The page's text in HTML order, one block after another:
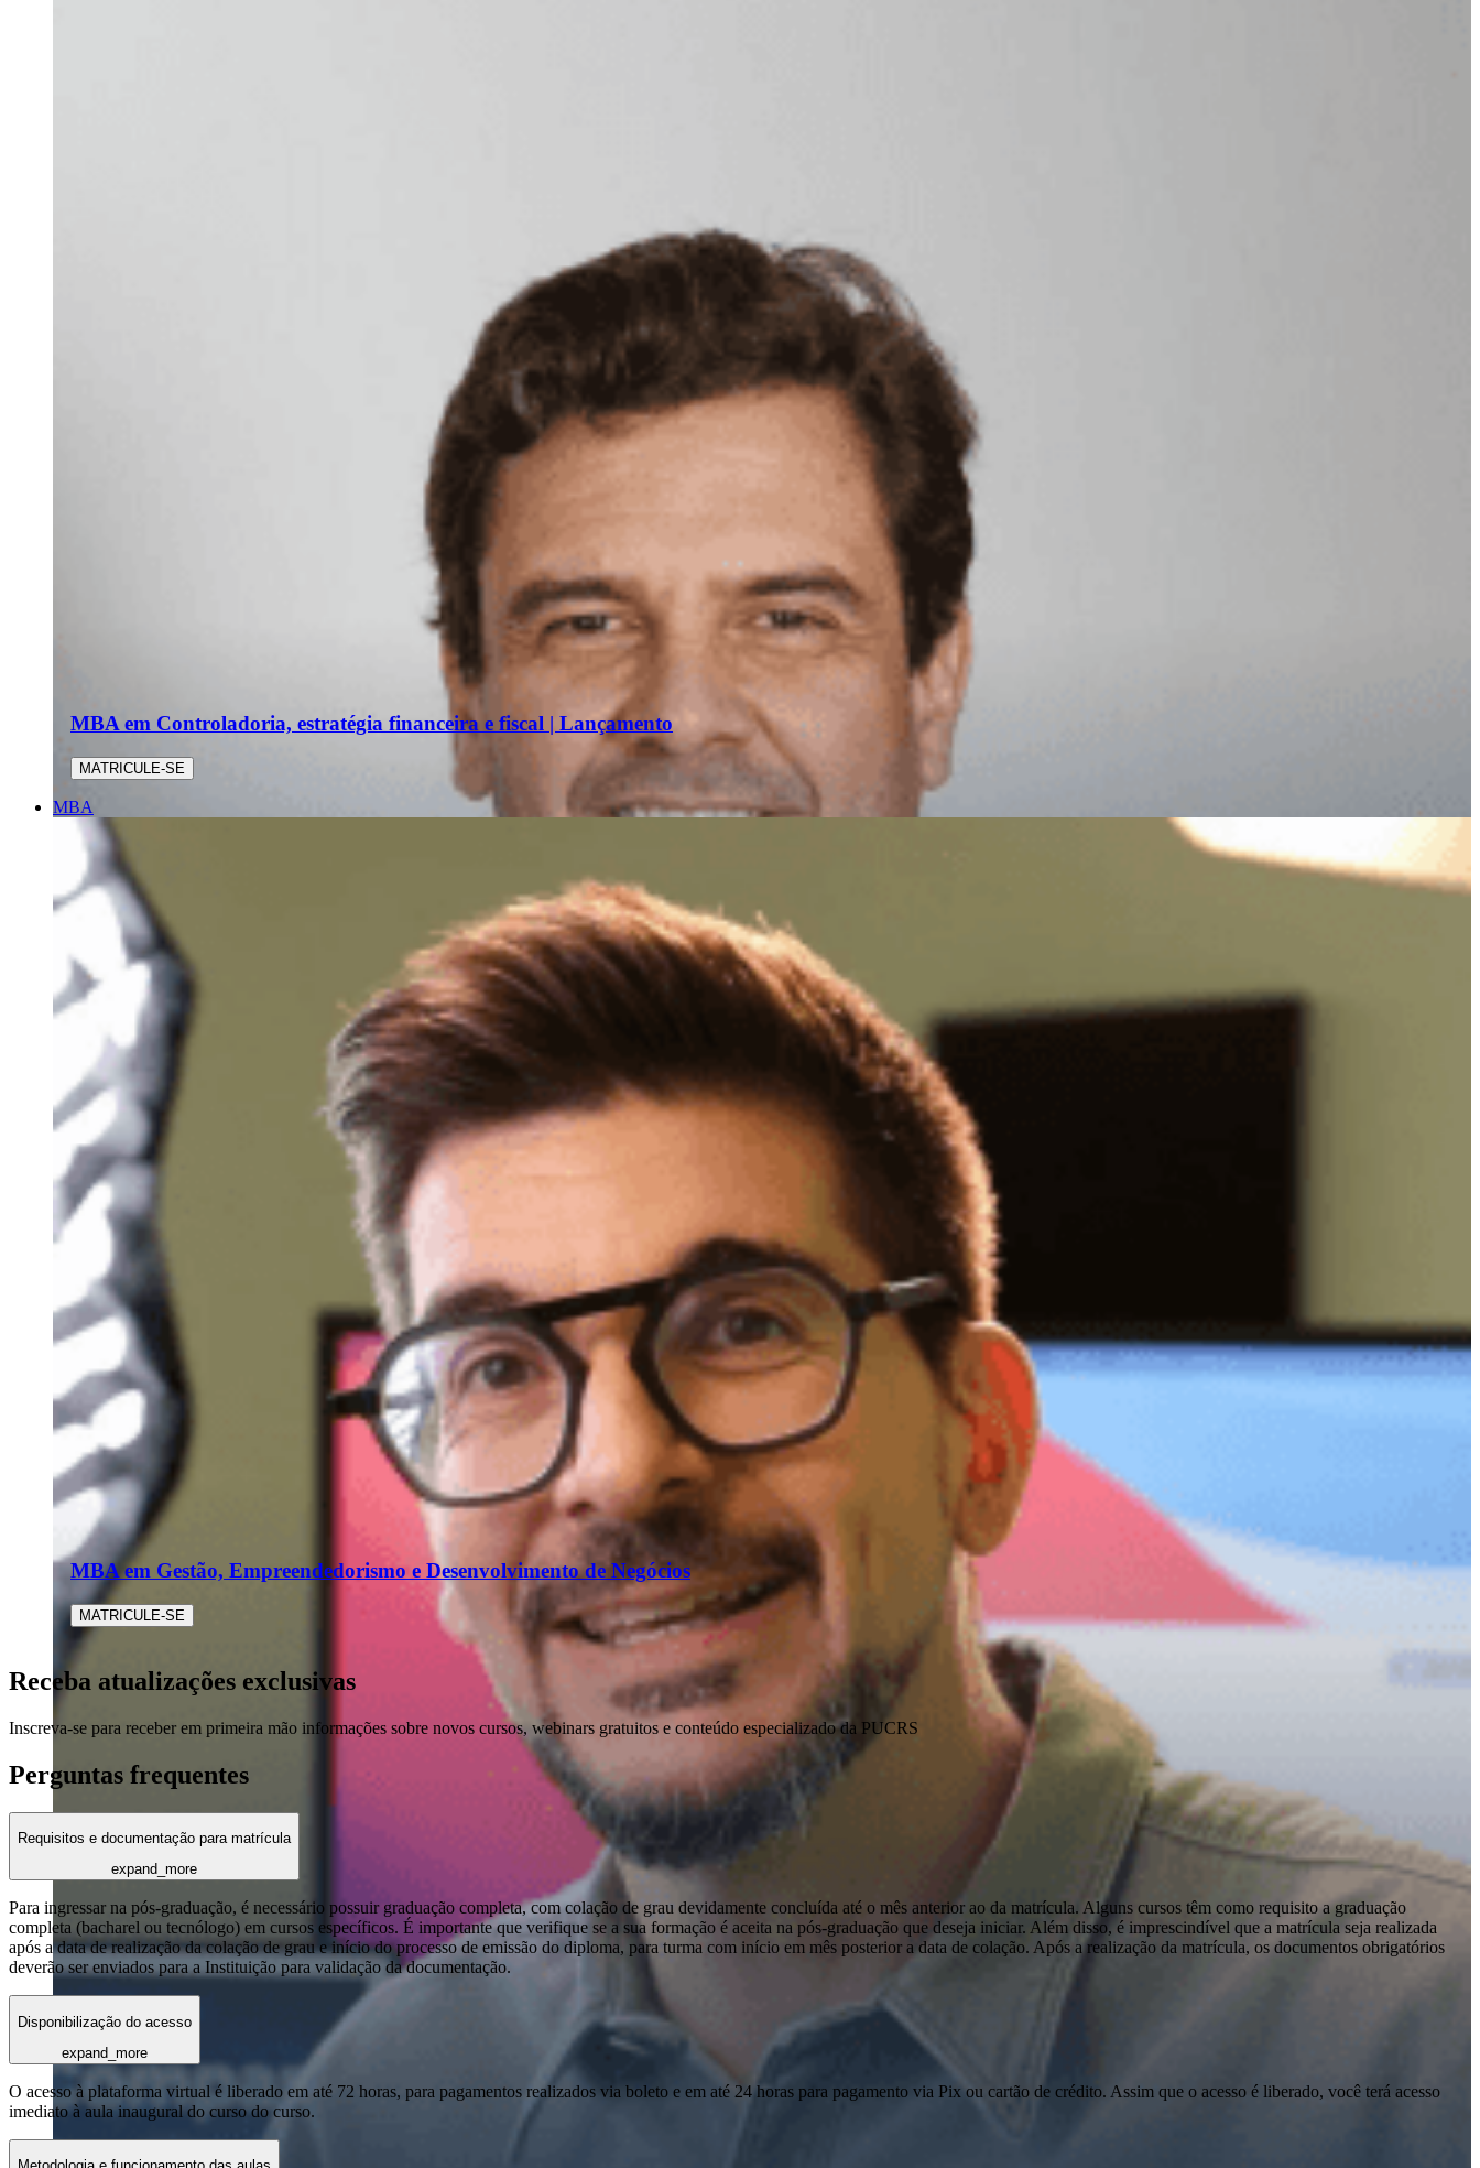
MBA em Controladoria, estratégia financeira e fiscal | Lançamento
MATRICULE-SE
MBA
MBA em Gestão, Empreendedorismo e Desenvolvimento de Negócios
MATRICULE-SE
Receba atualizações exclusivas
Inscreva-se para receber em primeira mão informações sobre novos cursos, webinars gratuitos e conteúdo especializado da PUCRS
Perguntas frequentes
Requisitos e documentação para matrícula
expand_more
Para ingressar na pós-graduação, é necessário possuir graduação completa, com colação de grau devidamente concluída até o mês anterior ao da matrícula. Alguns cursos têm como requisito a graduação
completa (bacharel ou tecnólogo) em cursos específicos. É importante que verifique se a sua formação é aceita na pós-graduação que deseja iniciar. Além disso, é imprescindível que a matrícula seja realizada
após a data de realização da colação de grau e início do processo de emissão do diploma, para turma com início em mês posterior a data de colação. Após a realização da matrícula, os documentos obrigatórios
deverão ser enviados para a Instituição para validação da documentação.
Disponibilização do acesso
expand_more
O acesso à plataforma virtual é liberado em até 72 horas, para pagamentos realizados via boleto e em até 24 horas para pagamento via Pix ou cartão de crédito. Assim que o acesso é liberado, você terá acesso
imediato à aula inaugural do curso do curso.